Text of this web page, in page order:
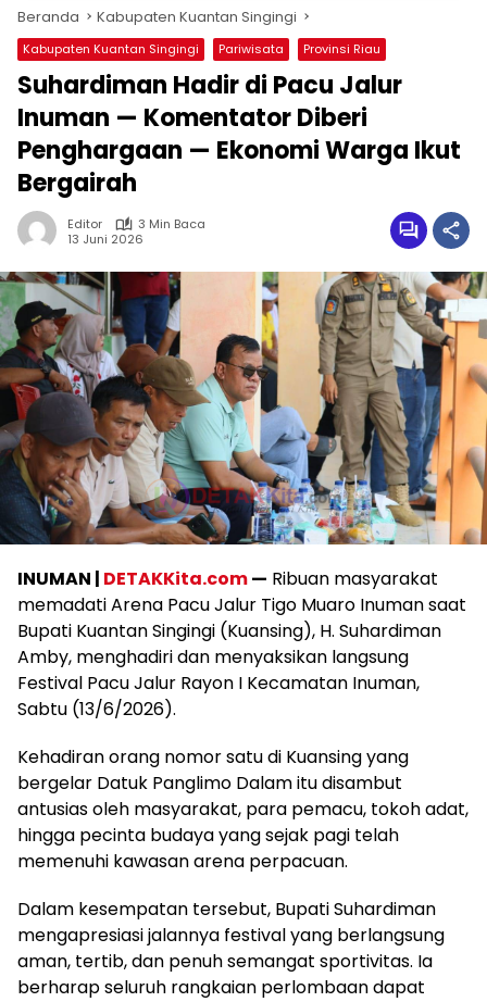
Beranda Kabupaten Kuantan Singingi
Kabupaten Kuantan Singingi Pariwisata Provinsi Riau
Suhardiman Hadir di Pacu Jalur
Inuman — Komentator Diberi
Penghargaan — Ekonomi Warga Ikut
Bergairah
Editor
3 Min Baca
13 Juni 2026
INUMAN | DETAKKita.com— Ribuan masyarakat
memadati Arena Pacu Jalur Tigo Muaro Inuman saat
Bupati Kuantan Singingi (Kuansing), H. Suhardiman
Amby, menghadiri dan menyaksikan langsung
Festival Pacu Jalur Rayon I Kecamatan Inuman,
Sabtu (13/6/2026).
Kehadiran orang nomor satu di Kuansing yang
bergelar Datuk Panglimo Dalam itu disambut
antusias oleh masyarakat, para pemacu, tokoh adat,
hingga pecinta budaya yang sejak pagi telah
memenuhi kawasan arena perpacuan.
Dalam kesempatan tersebut, Bupati Suhardiman
mengapresiasi jalannya festival yang berlangsung
aman, tertib, dan penuh semangat sportivitas. Ia
berharap seluruh rangkaian perlombaan dapat